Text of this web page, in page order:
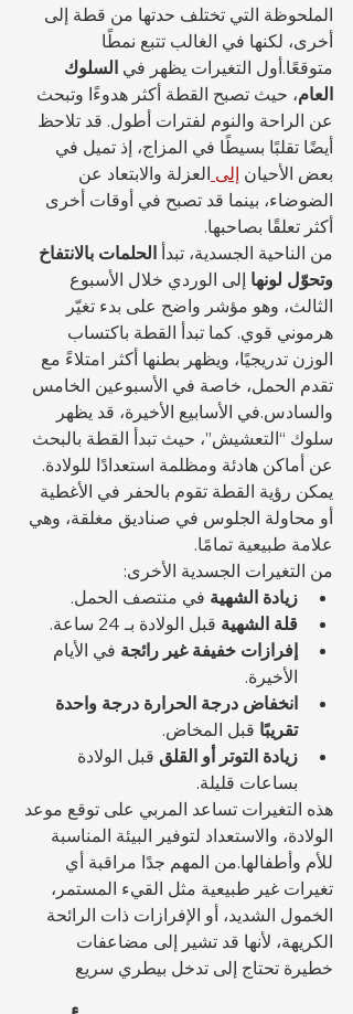
الملحوظة التي تختلف حدتها من قطة إلى
أخرى، لكنها في الغالب تتبع نمطًا
متوقعًا.أول التغيرات يظهر في السلوك
العام، حيث تصبح القطة أكثر هدوءًا وتبحث
عن الراحة والنوم لفترات أطول. قد تلاحظ
أيضًا تقلبًا بسيطًا في المزاج، إذ تميل في
بعض الأحيان إلى العزلة والابتعاد عن
الضوضاء، بينما قد تصبح في أوقات أخرى
أكثر تعلقًا بصاحبها.
من الناحية الجسدية، تبدأ الحلمات بالانتفاخ
وتحوّل لونها إلى الوردي خلال الأسبوع
الثالث، وهو مؤشر واضح على بدء تغيّر
هرموني قوي. كما تبدأ القطة باكتساب
الوزن تدريجيًا، ويظهر بطنها أكثر امتلاءً مع
تقدم الحمل، خاصة في الأسبوعين الخامس
والسادس.في الأسابيع الأخيرة، قد يظهر
سلوك “التعشيش”، حيث تبدأ القطة بالبحث
عن أماكن هادئة ومظلمة استعدادًا للولادة.
يمكن رؤية القطة تقوم بالحفر في الأغطية
أو محاولة الجلوس في صناديق مغلقة، وهي
علامة طبيعية تمامًا.
من التغيرات الجسدية الأخرى:
زيادة الشهية في منتصف الحمل.
قلة الشهية قبل الولادة بـ 24 ساعة.
إفرازات خفيفة غير رائجة في الأيام
الأخيرة.
انخفاض درجة الحرارة درجة واحدة
تقريبًا قبل المخاض.
زيادة التوتر أو القلق قبل الولادة
بساعات قليلة.
هذه التغيرات تساعد المربي على توقع موعد
الولادة، والاستعداد لتوفير البيئة المناسبة
للأم وأطفالها.من المهم جدًا مراقبة أي
تغيرات غير طبيعية مثل القيء المستمر،
الخمول الشديد، أو الإفرازات ذات الرائحة
الكريهة، لأنها قد تشير إلى مضاعفات
خطيرة تحتاج إلى تدخل بيطري سريع